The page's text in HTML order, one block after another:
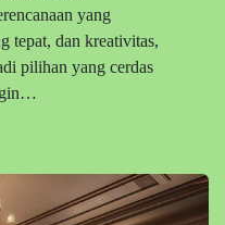
yang
tepat, dan kreativitas,
pilihan yang cerdas